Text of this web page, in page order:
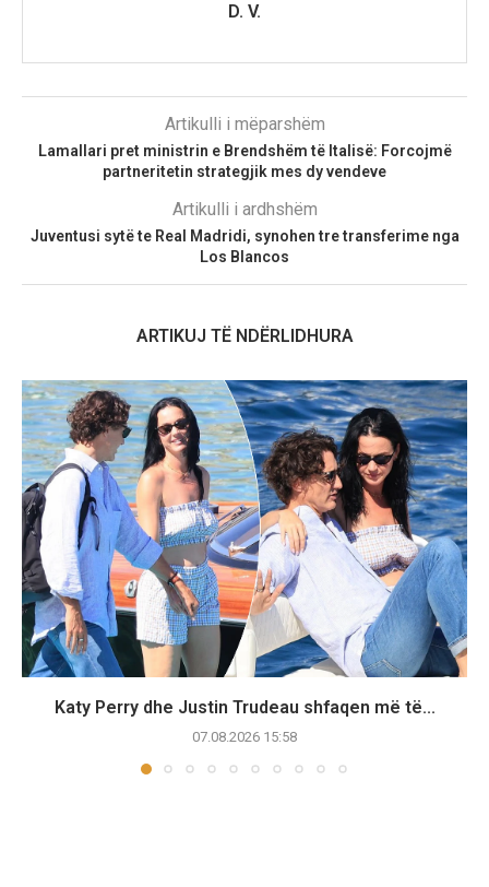
D. V.
Artikulli i mëparshëm
Lamallari pret ministrin e Brendshëm të Italisë: Forcojmë
partneritetin strategjik mes dy vendeve
Artikulli i ardhshëm
Juventusi sytë te Real Madridi, synohen tre transferime nga
Los Blancos
ARTIKUJ TË NDËRLIDHURA
Katy Perry dhe Justin Trudeau shfaqen më të...
07.08.2026 15:58